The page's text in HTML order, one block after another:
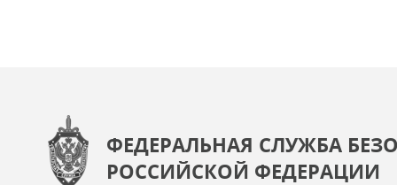
ФЕДЕРАЛЬНАЯ СЛУЖБА
РОССИЙСКОЙ ФЕДЕРАЦИИ